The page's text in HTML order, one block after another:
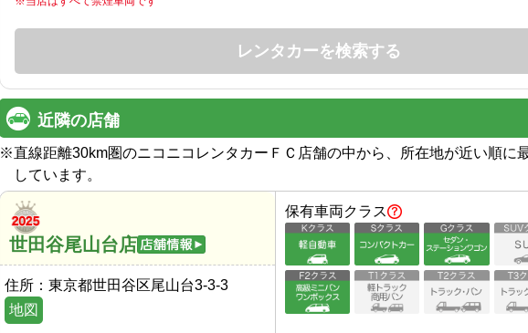
レンタカーを検索する
近隣の店舗
※直線距離30km圏のニコニコレンタカーＦＣ店舗の中から、所在地が近い順に
しています。
世田谷尾山台店
住所： 東京都世田谷区尾山台3-3-3
地図
保有車両クラス